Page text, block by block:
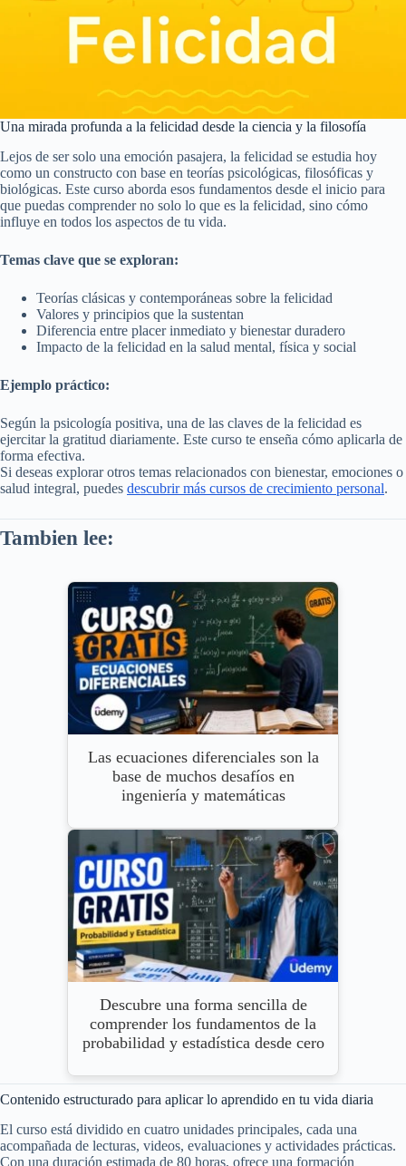
Una mirada profunda a la felicidad desde la ciencia y la filosofía
Lejos de ser solo una emoción pasajera, la felicidad se estudia hoy
como un constructo con base en teorías psicológicas, filosóficas y
biológicas. Este curso aborda esos fundamentos desde el inicio para
que puedas comprender no solo lo que es la felicidad, sino cómo
influye en todos los aspectos de tu vida.
Temas clave que se exploran:
Teorías clásicas y contemporáneas sobre la felicidad
Valores y principios que la sustentan
Diferencia entre placer inmediato y bienestar duradero
Impacto de la felicidad en la salud mental, física y social
Ejemplo práctico:
Según la psicología positiva, una de las claves de la felicidad es
ejercitar la gratitud diariamente. Este curso te enseña cómo aplicarla de
forma efectiva.
Si deseas explorar otros temas relacionados con bienestar, emociones o
salud integral, puedes descubrir más cursos de crecimiento personal.
Tambien lee:
Las ecuaciones diferenciales son la
base de muchos desafíos en
ingeniería y matemáticas
Descubre una forma sencilla de
comprender los fundamentos de la
probabilidad y estadística desde cero
Contenido estructurado para aplicar lo aprendido en tu vida diaria
El curso está dividido en cuatro unidades principales, cada una
acompañada de lecturas, videos, evaluaciones y actividades prácticas.
Con una duración estimada de 80 horas, ofrece una formación